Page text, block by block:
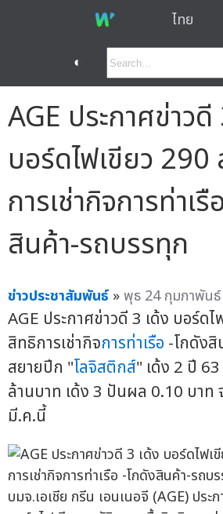
ไทย
◐
AGE ประกาศข่าวดี
บอร์ดไฟเขียว
การเช่ากิจการท่าเ
สินค้า-รถบรรทุก
ข่าวประชาสัมพันธ์ »พุธ 24 กุมภาพัน
AGE ประกาศข่าวดี 3 เด้ง บอร์ด
สิทธิการเช่ากิจการท่าเรือ -โกดัง
สยายปีก "โลจิสติกส์" เด้ง 2 ปี
ล้านบาท เด้ง 3 ปันผล 0.10 บาท
มี.ค.นี้
บมจ.เอเชีย กรีน เอนเนอจี (AGE) ประ